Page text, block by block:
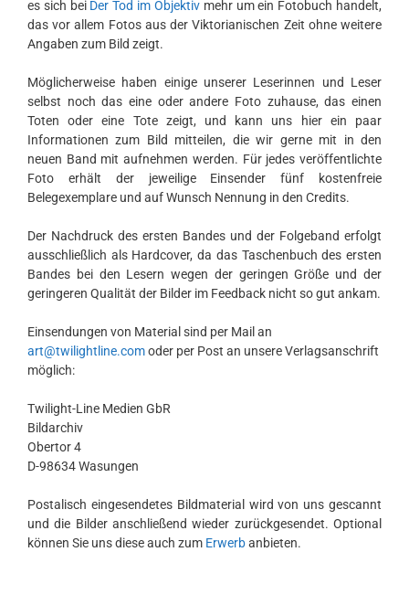
es sich bei Der Tod im Objektivmehr um ein Fotobuch handelt,
das vor allem Fotos aus der Viktorianischen Zeit ohne weitere
Angaben zum Bild zeigt.
Möglicherweise haben einige unserer Leserinnen und Leser
selbst noch das eine oder andere Foto zuhause, das einen
Toten oder eine Tote zeigt, und kann uns hier ein paar
Informationen zum Bild mitteilen, die wir gerne mit in den
neuen Band mit aufnehmen werden. Für jedes veröffentlichte
Foto erhält der jeweilige Einsender fünf kostenfreie
Belegexemplare und auf Wunsch Nennung in den Credits.
Der Nachdruck des ersten Bandes und der Folgeband erfolgt
ausschließlich als Hardcover, da das Taschenbuch des ersten
Bandes bei den Lesern wegen der geringen Größe und der
geringeren Qualität der Bilder im Feedback nicht so gut ankam.
Einsendungen von Material sind per Mail an
art@twilightline.comoder per Post an unsere Verlagsanschrift
möglich:
Twilight-Line Medien GbR
Bildarchiv
Obertor 4
D-98634 Wasungen
Postalisch eingesendetes Bildmaterial wird von uns gescannt
und die Bilder anschließend wieder zurückgesendet. Optional
können Sie uns diese auch zum Erwerbanbieten.